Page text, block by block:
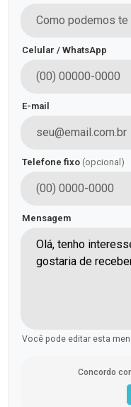
Celular / WhatsApp
E-mail
Telefone fixo (opcional)
Mensagem
Você pode editar esta
Concordo